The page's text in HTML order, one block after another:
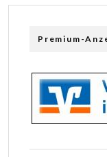
Premium-